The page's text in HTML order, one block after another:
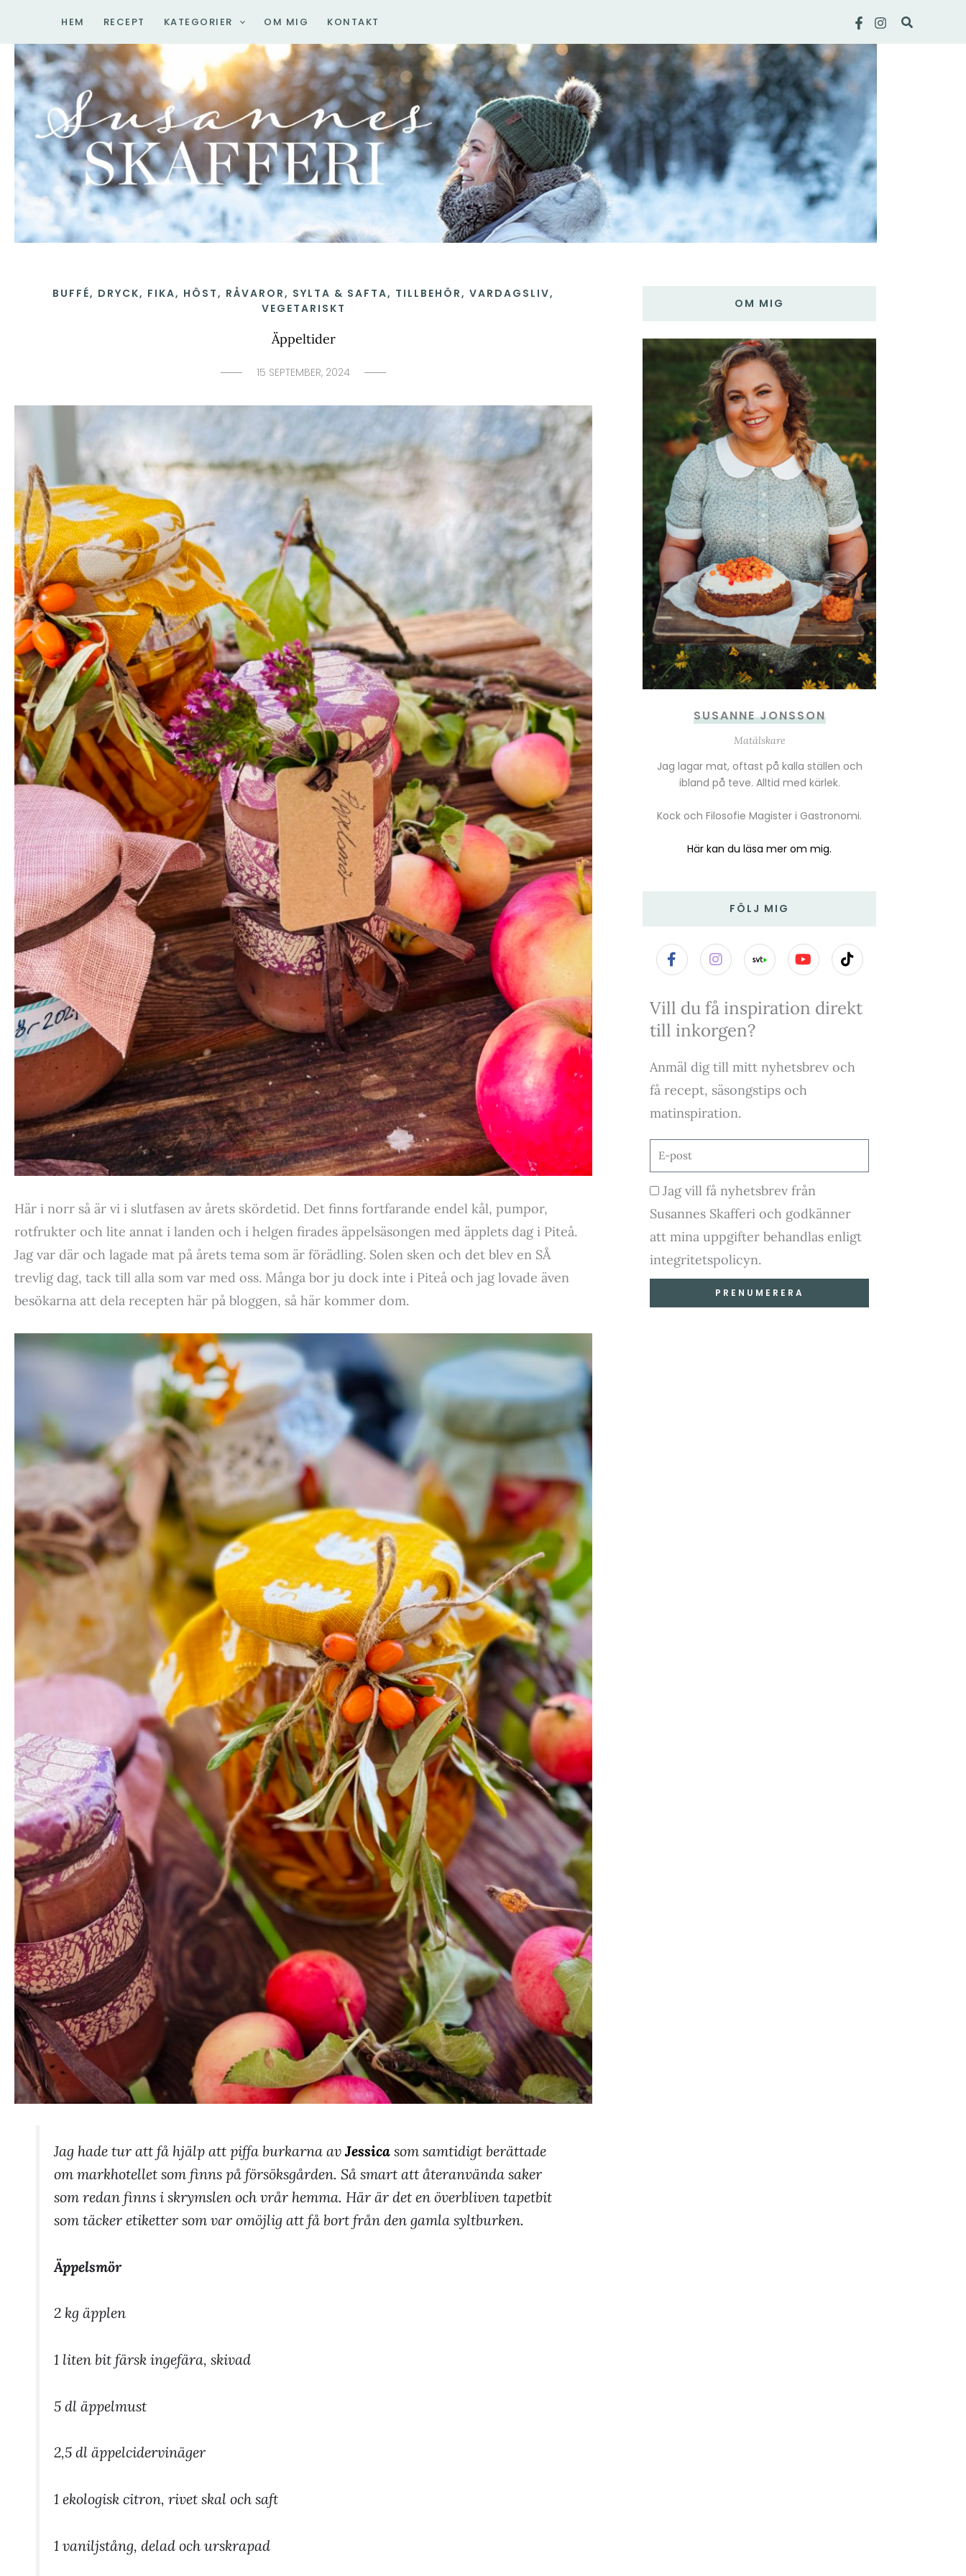
innehåll
HEM RECEPT KATEGORIER OM MIG KONTAKT Sök
BUFFÉ, DRYCK, FIKA, HÖST, RÅVAROR, SYLTA & SAFTA, TILLBEHÖR, VARDAGSLIV,
VEGETARISKT
Äppeltider
15 SEPTEMBER, 2024
Här i norr så är vi i slutfasen av årets skördetid. Det finns fortfarande endel kål, pumpor,
rotfrukter och lite annat i landen och i helgen firades äppelsäsongen med äpplets dag i Piteå.
Jag var där och lagade mat på årets tema som är förädling. Solen sken och det blev en SÅ
trevlig dag, tack till alla som var med oss. Många bor ju dock inte i Piteå och jag lovade även
besökarna att dela recepten här på bloggen, så här kommer dom.
Jag hade tur att få hjälp att piffa burkarna avJessica som samtidigt berättade
om markhotellet som finns på försöksgården. Så smart att återanvända saker
som redan finns i skrymslen och vrår hemma. Här är det en överbliven tapetbit
som täcker etiketter som var omöjlig att få bort från den gamla syltburken.
Äppelsmör
2 kg äpplen
1 liten bit färsk ingefära, skivad
5 dl äppelmust
2,5 dl äppelcidervinäger
1 ekologisk citron, rivet skal och saft
1 vaniljstång, delad och urskrapad
OM MIG
SUSANNE JONSSON
Matälskare
Jag lagar mat, oftast på kalla ställen och
ibland på teve. Alltid med kärlek.
Kock och Filosofie Magister i Gastronomi.
Här kan du läsa mer om mig.
FÖLJ MIG
F
a
c
b
o
o
-
I
n
s
a
r
m
Y
o
u
u
T
i
k
o
Vill du få inspiration direkt
till inkorgen?
Anmäl dig till mitt nyhetsbrev och
få recept, säsongstips och
matinspiration.
E-
post
Godkännande
Jag vill få nyhetsbrev från
Susannes Skafferi och godkänner
att mina uppgifter behandlas enligt
integritetspolicyn.
PRENUMERERA